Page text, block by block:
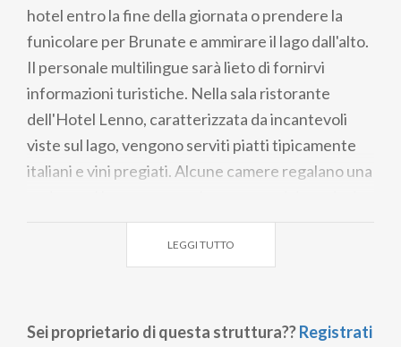
hotel entro la fine della giornata o prendere la
funicolare per Brunate e ammirare il lago dall'alto.
Il personale multilingue sarà lieto di fornirvi
informazioni turistiche. Nella sala ristorante
dell'Hotel Lenno, caratterizzata da incantevoli
viste sul lago, vengono serviti piatti tipicamente
italiani e vini pregiati. Alcune camere regalano una
LEGGI TUTTO
Sei proprietario di questa struttura??Registrati